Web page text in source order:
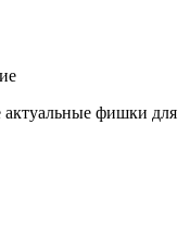
актуальные фишки для